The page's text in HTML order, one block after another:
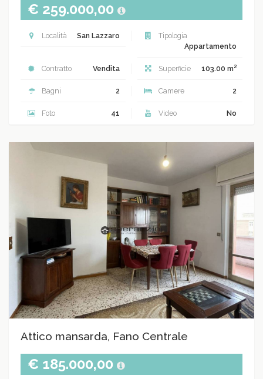
€ 259.000,00
Località San Lazzaro
Tipologia
Appartamento
Contratto Vendita Superficie 103.00 m2
Bagni 2 Camere 2
Foto 41 Video No
Attico mansarda, Fano Centrale
€ 185.000,00